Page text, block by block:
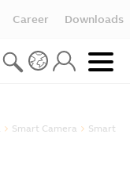
Career Downloads
Smart Camera
Smart